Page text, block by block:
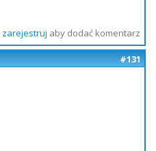
zarejestruj aby dodać komentarz
#131